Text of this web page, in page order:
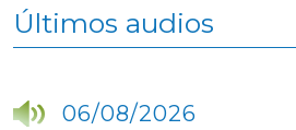
Últimos audios
06/08/2026